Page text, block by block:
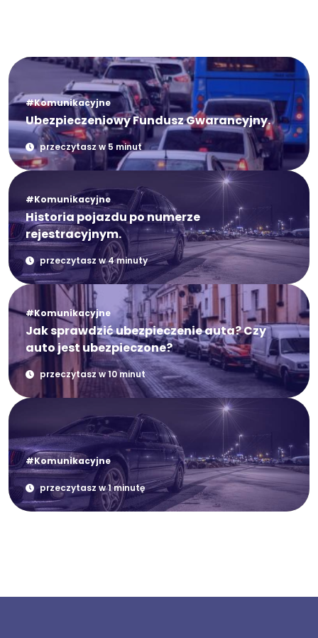
#Komunikacyjne
Ubezpieczeniowy Fundusz Gwarancyjny.
przeczytasz w 5 minut
#Komunikacyjne
Historia pojazdu po numerze
rejestracyjnym.
przeczytasz w 4 minuty
#Komunikacyjne
Jak sprawdzić ubezpieczenie auta? Czy
auto jest ubezpieczone?
przeczytasz w 10 minut
#Komunikacyjne
przeczytasz w 1 minutę